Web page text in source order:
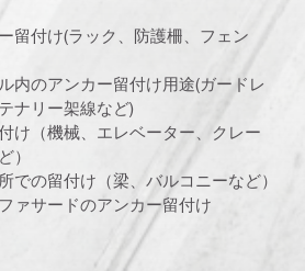
留付け(ラック、防護柵、フェン
内のアンカー留付け用途(ガードレ
ナリー架線など)
け（機械、エレベーター、クレー
）
での留付け（梁、バルコニーなど）
ァサードのアンカー留付け